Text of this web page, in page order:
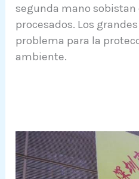
segunda mano sobistan
procesados. Los
problema para la
ambiente.